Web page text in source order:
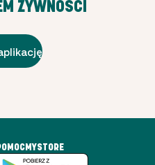
ŻYWNOŚCI
MYSTORE